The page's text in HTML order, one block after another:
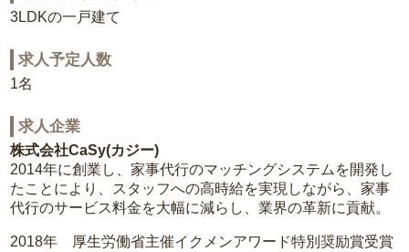
3LDKの一戸建て
求人予定人数
1名
求人企業
株式会社CaSy(カジー)
2014年に創業し、家事代行のマッチングシステムを開発し
たことにより、スタッフへの高時給を実現しながら、家事
代行のサービス料金を大幅に減らし、業界の革新に貢献。
2018年 厚生労働省主催イクメンアワード特別奨励賞受賞